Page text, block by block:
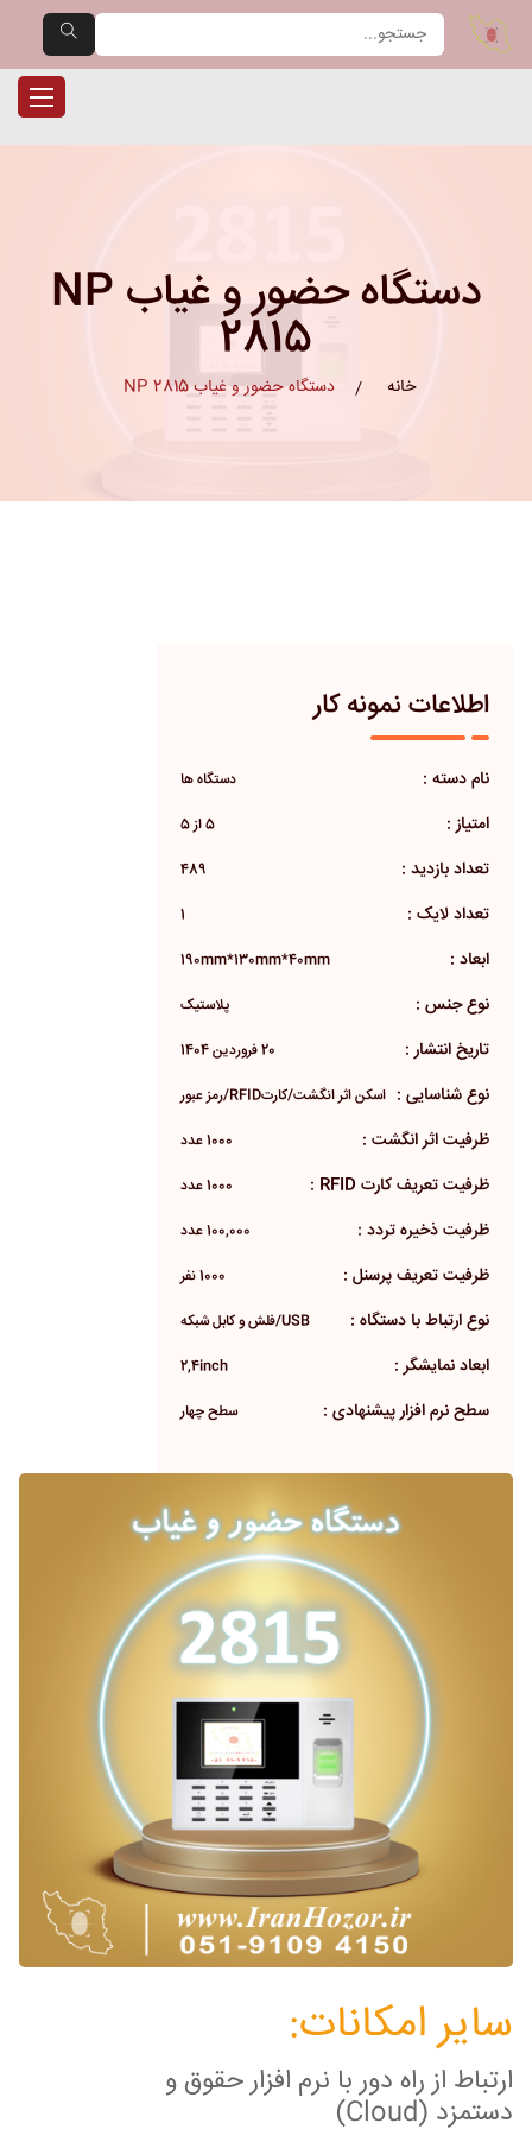
ایران حضور — مرجع تخصصی
ناوبری
دستگاه حضور و غیاب NP
2815
خانه دستگاه حضور و غیاب NP 2815
اطلاعات نمونه کار
نام دسته : دستگاه ها
امتیاز : 5 از 5
تعداد بازدید : 489
تعداد لایک : 1
ابعاد : 190mm*130mm*40mm
نوع جنس : پلاستیک
تاریخ انتشار : 20 فروردین 1404
نوع شناسایی : اسکن اثر انگشت/کارتRFID/رمز عبور
ظرفیت اثر انگشت : 1000 عدد
ظرفیت تعریف کارت RFID : 1000 عدد
ظرفیت ذخیره تردد : 100,000 عدد
ظرفیت تعریف پرسنل : 1000 نفر
نوع ارتباط با دستگاه : USB/فلش و کابل شبکه
ابعاد نمایشگر : 2,4inch
سطح نرم افزار پیشنهادی : سطح چهار
سایر امکانات:
ارتباط از راه دور با نرم افزار حقوق و
دستمزد (Cloud)